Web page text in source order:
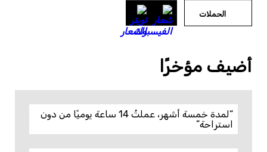
الحملات
أضيف مؤخرًا
“لمدة خمسة أشهر، عملتُ 14 ساعة يوميًا من دون
استراحة”